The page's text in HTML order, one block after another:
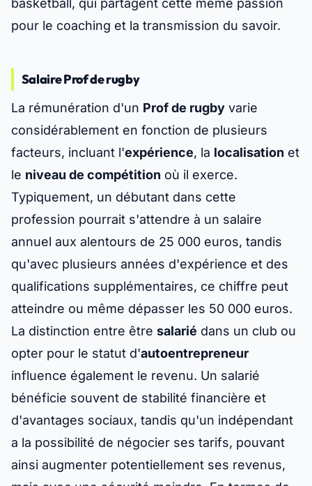
basketball, qui partagent cette même passion
pour le coaching et la transmission du savoir.
Salaire Prof de rugby
La rémunération d'un Prof de rugby varie
considérablement en fonction de plusieurs
facteurs, incluant l'expérience, la localisation et
le niveau de compétition où il exerce.
Typiquement, un débutant dans cette
profession pourrait s'attendre à un salaire
annuel aux alentours de 25 000 euros, tandis
qu'avec plusieurs années d'expérience et des
qualifications supplémentaires, ce chiffre peut
atteindre ou même dépasser les 50 000 euros.
La distinction entre être salarié dans un club ou
opter pour le statut d'autoentrepreneur
influence également le revenu. Un salarié
bénéficie souvent de stabilité financière et
d'avantages sociaux, tandis qu'un indépendant
a la possibilité de négocier ses tarifs, pouvant
ainsi augmenter potentiellement ses revenus,